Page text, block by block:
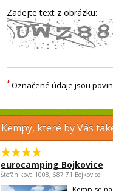
Zadejte text z obrázku:
* Označené údaje jsou
Kempy, které by Vás
eurocamping Bojkovice
Štefánikova 1008, 687 71 Bojkovice